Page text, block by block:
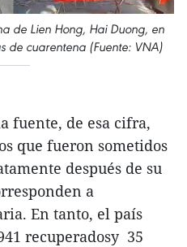
de Lien Hong, Hai Duong, en
de cuarentena (Fuente: VNA)
fuente, de esa cifra,
que fueron sometidos
después de su
a
En tanto, el país
recuperadosy 35